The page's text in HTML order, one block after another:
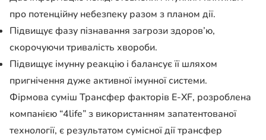
про потенційну небезпеку разом з планом дії.
Підвищує фазу пізнавання загрози здоров’ю,
скорочуючи тривалість хвороби.
Підвищує імунну реакцію і балансує її шляхом
пригнічення дуже активної імунної системи.
Фірмова суміш Трансфер факторів E-XF, розроблена
компанією “4life” з використанням запатентованої
технології, є результатом сумісної дії трансфер